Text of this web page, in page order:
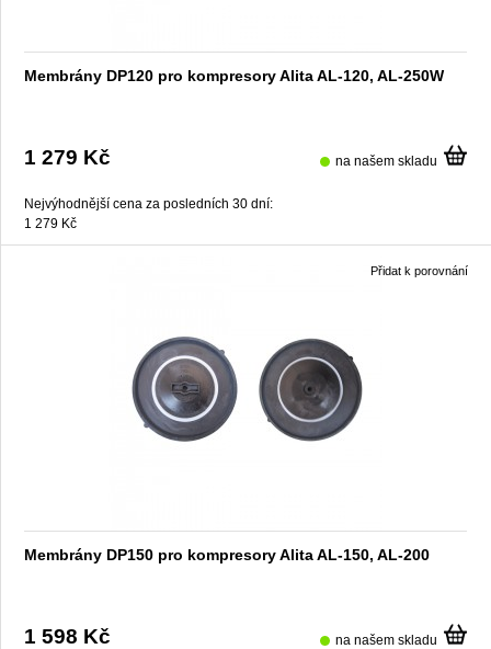
Membrány DP120 pro kompresory Alita AL-120, AL-250W
1 279 Kč na našem skladu
Nejvýhodnější cena za posledních 30 dní:
1 279 Kč
Membrány DP150 pro kompresory Alita AL-150, AL-200
1 598 Kč na našem skladu
Přidat k porovnání